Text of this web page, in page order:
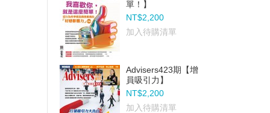
單！】
NT$2,200
加入待購清單
Advisers423期【增
員吸引力】
NT$2,200
加入待購清單